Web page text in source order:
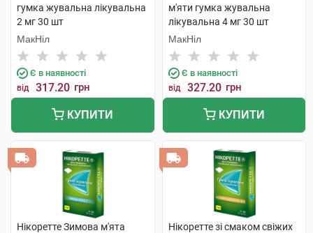
гумка жувальна лікувальна
2 мг 30 шт
МакНіл
Є в наявності
від 317.20 грн
КУПИТИ
м'яти гумка жувальна
лікувальна 4 мг 30 шт
МакНіл
Є в наявності
від 327.20 грн
КУПИТИ
Нікоретте Зимова м'ята
Нікоретте зі смаком свіжих